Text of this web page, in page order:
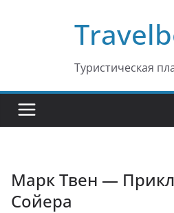
Туристическая
Марк Твен —
Сойера